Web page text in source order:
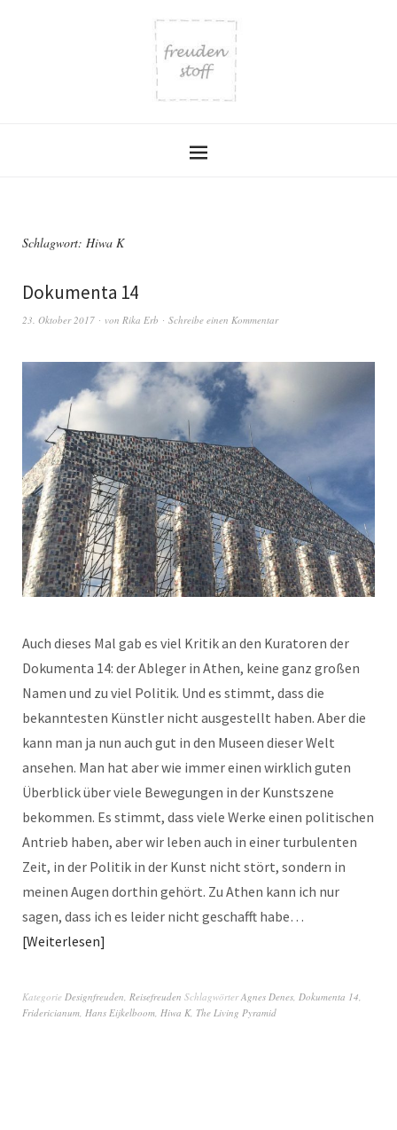
Schlagwort: Hiwa K
Dokumenta 14
23. Oktober 2017 von Rika Erb Schreibe einen Kommentar
Auch dieses Mal gab es viel Kritik an den Kuratoren der
Dokumenta 14: der Ableger in Athen, keine ganz großen
Namen und zu viel Politik. Und es stimmt, dass die
bekanntesten Künstler nicht ausgestellt haben. Aber die
kann man ja nun auch gut in den Museen dieser Welt
ansehen. Man hat aber wie immer einen wirklich guten
Überblick über viele Bewegungen in der Kunstszene
bekommen. Es stimmt, dass viele Werke einen politischen
Antrieb haben, aber wir leben auch in einer turbulenten
Zeit, in der Politik in der Kunst nicht stört, sondern in
meinen Augen dorthin gehört. Zu Athen kann ich nur
sagen, dass ich es leider nicht geschafft habe…
Weiterlesen
Kategorie Designfreuden, Reisefreuden SchlagwörterAgnes Denes, Dokumenta 14,
Fridericianum, Hans Eijkelboom, Hiwa K, The Living Pyramid